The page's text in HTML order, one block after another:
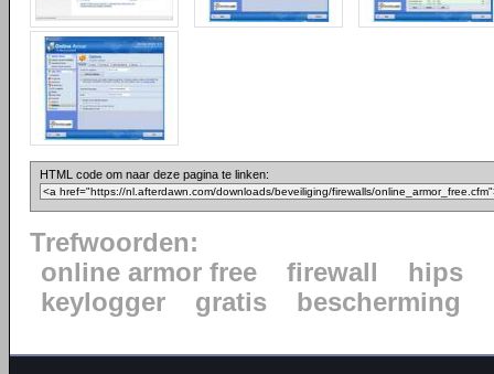
HTML code om naar deze pagina te linken:
Trefwoorden:
online armor free
firewall hips
keylogger
gratis bescherming